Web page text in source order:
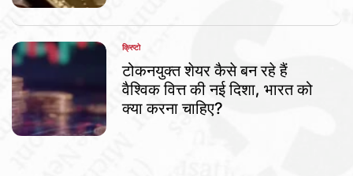
POSTED
IN
क्रिप्टो
टोकनयुक्त शेयर कैसे बन रहे हैं
वैश्विक वित्त की नई दिशा, भारत को
क्या करना चाहिए?